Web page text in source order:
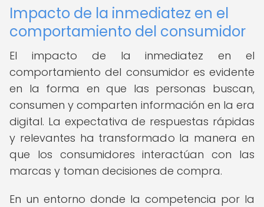
Impacto de la inmediatez en el
comportamiento del consumidor
El impacto de la inmediatez en el
comportamiento del consumidor es evidente
en la forma en que las personas buscan,
consumen y comparten información en la era
digital. La expectativa de respuestas rápidas
y relevantes ha transformado la manera en
que los consumidores interactúan con las
marcas y toman decisiones de compra.
En un entorno donde la competencia por la